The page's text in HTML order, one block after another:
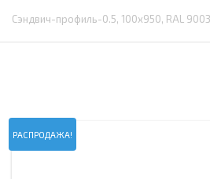
Сэндвич-профиль-0.5, 100х950, RAL 9003
РАСПРОДАЖА!